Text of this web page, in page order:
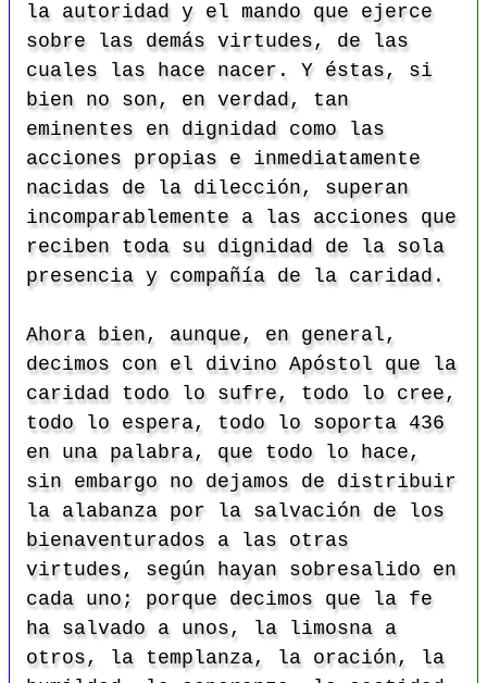
la autoridad y el mando que ejerce
sobre las demás virtudes, de las
cuales las hace nacer. Y éstas, si
bien no son, en verdad, tan
eminentes en dignidad como las
acciones propias e inmediatamente
nacidas de la dilección, superan
incomparablemente a las acciones que
reciben toda su dignidad de la sola
presencia y compañía de la caridad.
Ahora bien, aunque, en general,
decimos con el divino Apóstol que la
caridad todo lo sufre, todo lo cree,
todo lo espera, todo lo soporta 436
en una palabra, que todo lo hace,
sin embargo no dejamos de distribuir
la alabanza por la salvación de los
bienaventurados a las otras
virtudes, según hayan sobresalido en
cada uno; porque decimos que la fe
ha salvado a unos, la limosna a
otros, la templanza, la oración, la